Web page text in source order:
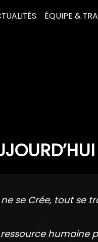
ÉQUIPE &
ne se Crée, tout se
humaine